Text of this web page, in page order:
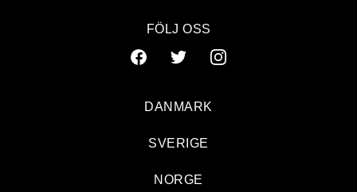
FÖLJ OSS
DANMARK
SVERIGE
NORGE